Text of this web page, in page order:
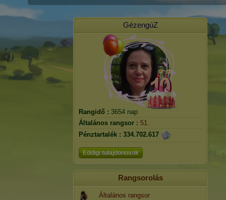
GézengúZ
Rangidő : 3654 nap
Általános rangsor : 51.
Pénztartalék : 334.702.617
Eddigi tulajdonosok
Rangsorolás
Általános rangsor